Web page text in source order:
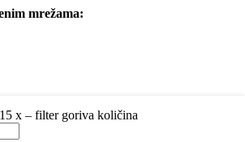
x – filter goriva količina
mrežama: